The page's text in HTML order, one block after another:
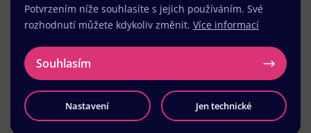
Potvrzením níže souhlasíte s jejich používáním. Své
rozhodnutí můžete kdykoliv změnit. Více informací
Souhlasím
Nastavení Jen technické